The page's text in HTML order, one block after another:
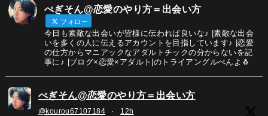
ぺぎそん@恋愛のやり方＝出会い方
フォロー
今日も素敵な出会いが皆様に伝われば良いな♪ |素敵な出会
いを多くの人に伝えるアカウントを目指しています♪ |恋愛
の仕方からマニアックなアダルトチックの分からないを記
事に♪ |ブログ×恋愛×アダルト|のトライアングルぺんよ🐧
ぺぎそん@恋愛のやり方＝出会い方
@kourou67107184 · 12h